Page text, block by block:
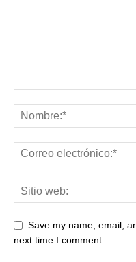
Save my name, email,
next time I comment.